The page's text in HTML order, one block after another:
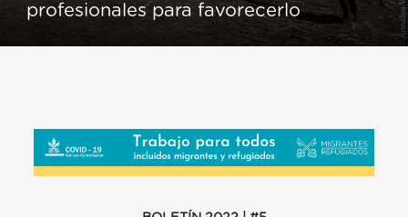
profesionales para favorecerlo